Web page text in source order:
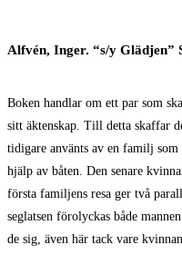
Alfvén, Inger. “s/y Glädjen”
Boken handlar om ett par som
sitt äktenskap. Till detta skaffar
tidigare använts av en familj
hjälp av båten. Den senare
första familjens resa ger två
seglatsen förolyckas både
de sig, även här tack vare